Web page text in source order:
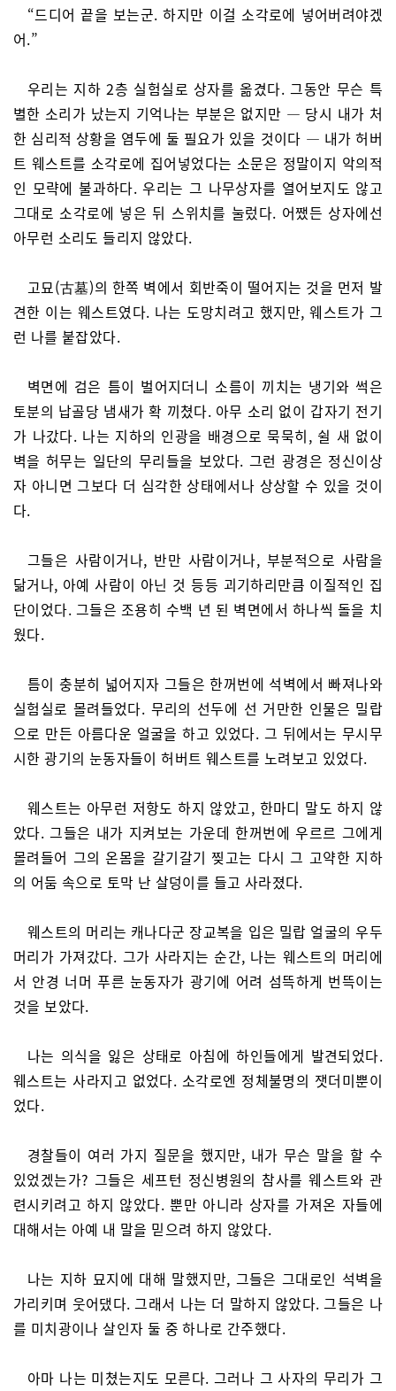
“드디어 끝을 보는군. 하지만 이걸 소각로에 넣어버려야겠
어.”
우리는 지하 2층 실험실로 상자를 옮겼다. 그동안 무슨 특
별한 소리가 났는지 기억나는 부분은 없지만 — 당시 내가 처
한 심리적 상황을 염두에 둘 필요가 있을 것이다 — 내가 허버
트 웨스트를 소각로에 집어넣었다는 소문은 정말이지 악의적
인 모략에 불과하다. 우리는 그 나무상자를 열어보지도 않고
그대로 소각로에 넣은 뒤 스위치를 눌렀다. 어쨌든 상자에선
아무런 소리도 들리지 않았다.
고묘(古墓)의 한쪽 벽에서 회반죽이 떨어지는 것을 먼저 발
견한 이는 웨스트였다. 나는 도망치려고 했지만, 웨스트가 그
런 나를 붙잡았다.
벽면에 검은 틈이 벌어지더니 소름이 끼치는 냉기와 썩은
토분의 납골당 냄새가 확 끼쳤다. 아무 소리 없이 갑자기 전기
가 나갔다. 나는 지하의 인광을 배경으로 묵묵히, 쉴 새 없이
벽을 허무는 일단의 무리들을 보았다. 그런 광경은 정신이상
자 아니면 그보다 더 심각한 상태에서나 상상할 수 있을 것이
다.
그들은 사람이거나, 반만 사람이거나, 부분적으로 사람을
닮거나, 아예 사람이 아닌 것 등등 괴기하리만큼 이질적인 집
단이었다. 그들은 조용히 수백 년 된 벽면에서 하나씩 돌을 치
웠다.
틈이 충분히 넓어지자 그들은 한꺼번에 석벽에서 빠져나와
실험실로 몰려들었다. 무리의 선두에 선 거만한 인물은 밀랍
으로 만든 아름다운 얼굴을 하고 있었다. 그 뒤에서는 무시무
시한 광기의 눈동자들이 허버트 웨스트를 노려보고 있었다.
웨스트는 아무런 저항도 하지 않았고, 한마디 말도 하지 않
았다. 그들은 내가 지켜보는 가운데 한꺼번에 우르르 그에게
몰려들어 그의 온몸을 갈기갈기 찢고는 다시 그 고약한 지하
의 어둠 속으로 토막 난 살덩이를 들고 사라졌다.
웨스트의 머리는 캐나다군 장교복을 입은 밀랍 얼굴의 우두
머리가 가져갔다. 그가 사라지는 순간, 나는 웨스트의 머리에
서 안경 너머 푸른 눈동자가 광기에 어려 섬뜩하게 번뜩이는
것을 보았다.
나는 의식을 잃은 상태로 아침에 하인들에게 발견되었다.
웨스트는 사라지고 없었다. 소각로엔 정체불명의 잿더미뿐이
었다.
경찰들이 여러 가지 질문을 했지만, 내가 무슨 말을 할 수
있었겠는가? 그들은 세프턴 정신병원의 참사를 웨스트와 관
련시키려고 하지 않았다. 뿐만 아니라 상자를 가져온 자들에
대해서는 아예 내 말을 믿으려 하지 않았다.
나는 지하 묘지에 대해 말했지만, 그들은 그대로인 석벽을
가리키며 웃어댔다. 그래서 나는 더 말하지 않았다. 그들은 나
를 미치광이나 살인자 둘 중 하나로 간주했다.
아마 나는 미쳤는지도 모른다. 그러나 그 사자의 무리가 그